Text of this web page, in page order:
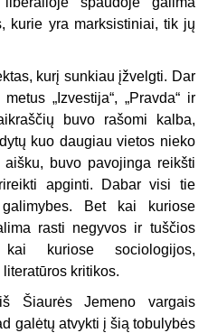
kurie yra marksistiniai, tik jų
kurį sunkiau įžvelgti. Dar
„Izvestija“, „Pravda“ ir
buvo rašomi kalba,
kuo daugiau vietos nieko
buvo pavojinga reikšti
apginti. Dabar visi tie
Bet kai kuriose
rasti negyvos ir tuščios
kuriose sociologijos,
kritikos.
Šiaurės Jemeno vargais
galėtų atvykti į šią tobulybės